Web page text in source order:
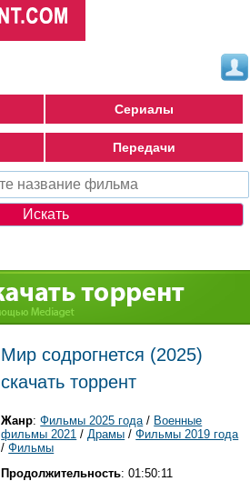
Сериалы
Передачи
Мир содрогнется (2025)
скачать торрент
Жанр:Фильмы 2025 года/ Военные
фильмы 2021 /Драмы /Фильмы 2019 года
/Фильмы
Продолжительность: 01:50:11